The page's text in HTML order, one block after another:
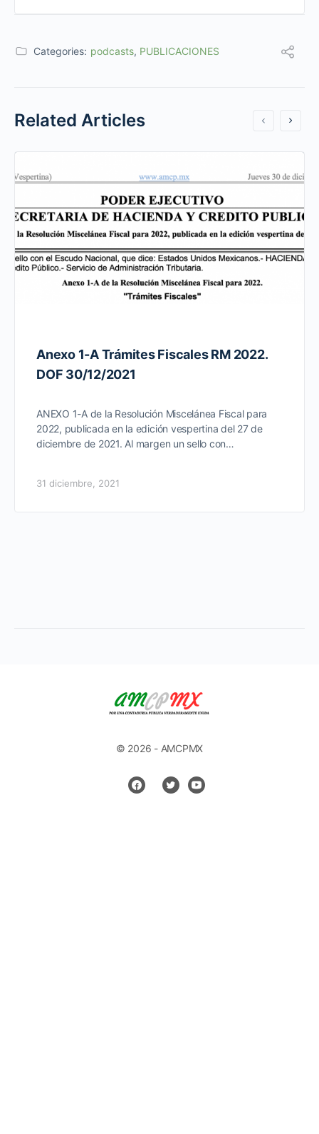
Categories: podcasts, PUBLICACIONES
Related Articles
Anexo 1-A Trámites Fiscales RM 2022.
DOF 30/12/2021
ANEXO 1-A de la Resolución Miscelánea Fiscal para
2022, publicada en la edición vespertina del 27 de
diciembre de 2021. Al margen un sello con…
31 diciembre, 2021
© 2026 - AMCPMX